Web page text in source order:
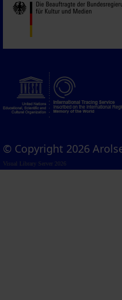
© Copyright 2026
Visual Library Server 2026